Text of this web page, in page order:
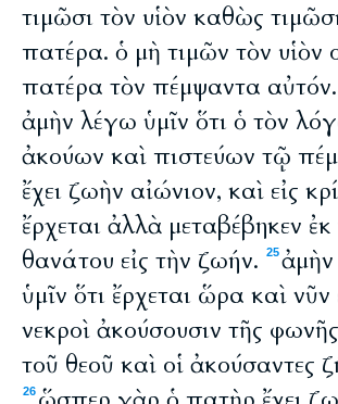
τιμῶσι τὸν υἱὸν καθὼς
πατέρα. ὁ μὴ τιμῶν τὸν υἱὸν
πατέρα τὸν πέμψαντα αὐτόν.
ἀμὴν λέγω ὑμῖν ὅτι ὁ τὸν
ἀκούων καὶ πιστεύων τῷ
ἔχει ζωὴν αἰώνιον, καὶ εἰς
ἔρχεται ἀλλὰ μεταβέβηκεν ἐκ
θανάτου εἰς τὴν ζωήν.
25
ὑμῖν ὅτι ἔρχεται ὥρα καὶ νῦν
νεκροὶ ἀκούσουσιν τῆς
τοῦ θεοῦ καὶ οἱ ἀκούσαντες
26